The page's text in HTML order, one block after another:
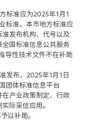
准应为2025年1月1
标准、本市地方标准应
发布机构、代号以及
国标准信息公共服务
导性技术文件不在补助
布，2025年1月1日
团体标准信息平台
产业政策制定、行政
际采信应用。
以补助。